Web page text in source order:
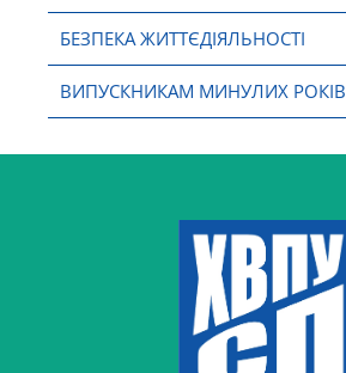
БЕЗПЕКА ЖИТТЄДІЯЛЬНОСТІ
ВИПУСКНИКАМ МИНУЛИХ РОКІВ